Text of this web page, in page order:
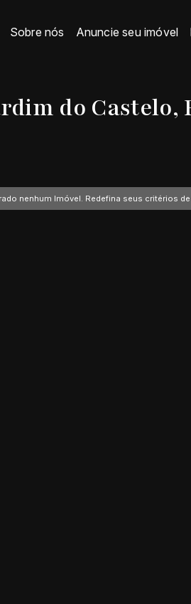
Anuncie seu imóvel
Sobre nós
do Castelo,
nenhum Imóvel. Redefina seus critérios